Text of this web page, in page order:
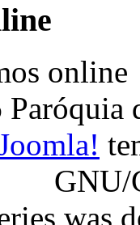
online
GNU/
was